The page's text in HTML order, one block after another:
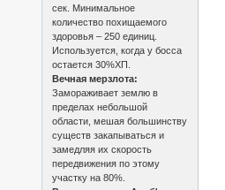
сек. Минимальное
количество похищаемого
здоровья – 250 единиц.
Используется, когда у босса
остается 30%ХП.
Вечная мерзлота:
Замораживает землю в
пределах небольшой
области, мешая большинству
существ закапываться и
замедляя их скорость
передвижения по этому
участку на 80%.